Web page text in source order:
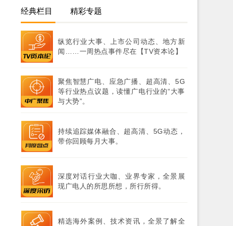
经典栏目 精彩专题
纵览行业大事、上市公司动态、地方新
闻……一周热点事件尽在【TV资本论】
聚焦智慧广电、应急广播、超高清、5G
等行业热点议题，读懂广电行业的“大事
与大势”。
持续追踪媒体融合、超高清、5G动态，
带你回顾每月大事。
深度对话行业大咖、业界专家，全景展
现广电人的所思所想，所行所得。
精选海外案例、技术资讯，全景了解全